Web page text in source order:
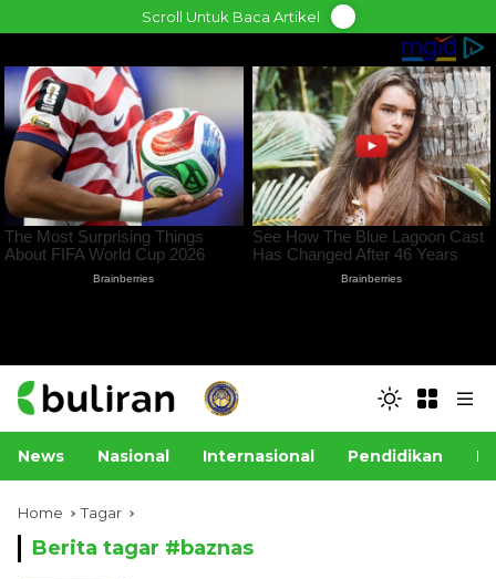
to
Scroll Untuk Baca Artikel
News Nasional Internasional Pendidikan
Home Tagar
Berita tagar #baznas